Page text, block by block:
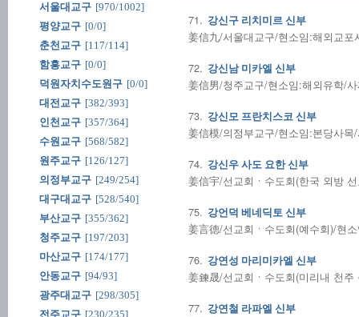
서울대교구 [970/1002]
평양교구 [0/0]
춘천교구 [117/114]
함흥교구 [0/0]
덕원자치수도원구 [0/0]
대전교구 [382/393]
인천교구 [357/364]
수원교구 [568/582]
원주교구 [126/127]
의정부교구 [249/254]
대구대교구 [528/540]
부산교구 [355/362]
청주교구 [197/203]
마산교구 [174/177]
안동교구 [94/93]
광주대교구 [298/305]
전주교구 [230/235]
71. 강신구 리치미르 신부
姜信九/서울대교구/현소임:해외교포
72. 강신남 미카엘 신부
姜信男/청주교구/현소임:해외유학/
73. 강신모 프란치스코 신부
姜信模/의정부교구/현소임:본당사목
74. 강신우 사도 요한 신부
姜信宇/선교회ㆍ수도회(한국 외방
75. 강언덕 베네딕토 신부
姜言德/선교회ㆍ수도회(예수회)/현
76. 강연성 마리미카엘 신부
姜鍊晟/선교회ㆍ수도회(미리내 천
77. 강연철 라파엘 신부